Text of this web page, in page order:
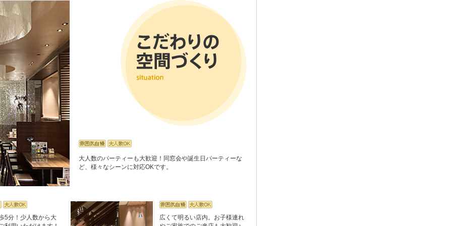
大人数のパーティーも大歓迎！同窓会や誕生日パーティーな
ど、様々なシーンに対応OKです。
5分！少人数から大
広くて明るい店内。お子様連れ